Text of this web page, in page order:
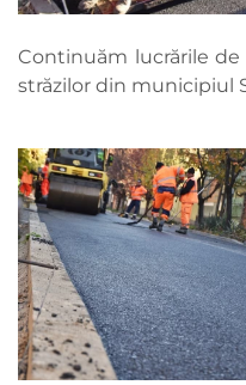
Continuăm lucrările
străzilor din municipiul